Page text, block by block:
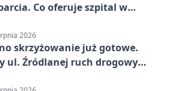
Co oferuje szpital w
2026
skrzyżowanie już gotowe.
ul. Źródlanej ruch drogowy